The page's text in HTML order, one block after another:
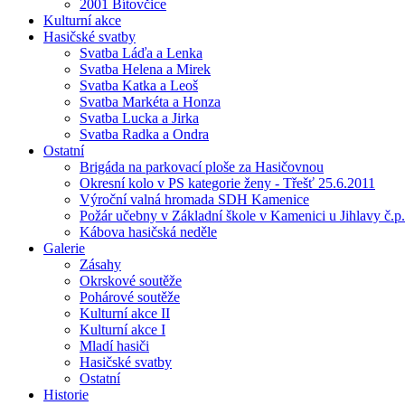
2001 Bítovčice
Kulturní akce
Hasičské svatby
Svatba Láďa a Lenka
Svatba Helena a Mirek
Svatba Katka a Leoš
Svatba Markéta a Honza
Svatba Lucka a Jirka
Svatba Radka a Ondra
Ostatní
Brigáda na parkovací ploše za Hasičovnou
Okresní kolo v PS kategorie ženy - Třešť 25.6.2011
Výroční valná hromada SDH Kamenice
Požár učebny v Základní škole v Kamenici u Jihlavy
Kábova hasičská neděle
Galerie
Zásahy
Okrskové soutěže
Pohárové soutěže
Kulturní akce II
Kulturní akce I
Mladí hasiči
Hasičské svatby
Ostatní
Historie